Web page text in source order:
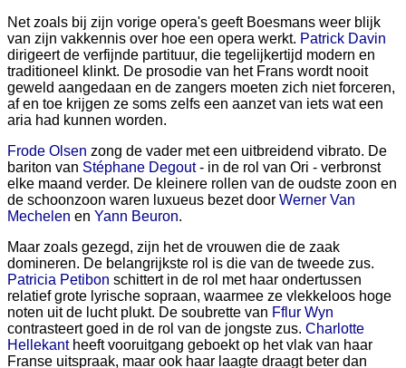
Net zoals bij zijn vorige opera's geeft Boesmans weer blijk
van zijn vakkennis over hoe een opera werkt. Patrick Davin
dirigeert de verfijnde partituur, die tegelijkertijd modern en
traditioneel klinkt. De prosodie van het Frans wordt nooit
geweld aangedaan en de zangers moeten zich niet forceren,
af en toe krijgen ze soms zelfs een aanzet van iets wat een
aria had kunnen worden.
Frode Olsen zong de vader met een uitbreidend vibrato. De
bariton van Stéphane Degout- in de rol van Ori - verbronst
elke maand verder. De kleinere rollen van de oudste zoon en
de schoonzoon waren luxueus bezet door Werner Van
Mechelen en Yann Beuron.
Maar zoals gezegd, zijn het de vrouwen die de zaak
domineren. De belangrijkste rol is die van de tweede zus.
Patricia Petibon schittert in de rol met haar ondertussen
relatief grote lyrische sopraan, waarmee ze vlekkeloos hoge
noten uit de lucht plukt. De soubrette van Fflur Wyn
contrasteert goed in de rol van de jongste zus. Charlotte
Hellekantheeft vooruitgang geboekt op het vlak van haar
Franse uitspraak, maar ook haar laagte draagt beter dan